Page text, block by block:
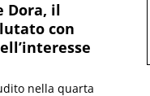
Dora, il
con
nella quarta